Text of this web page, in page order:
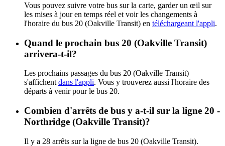
Vous pouvez suivre votre bus sur la carte, garder un œil sur
les mises à jour en temps réel et voir les changements à
l'horaire du bus 20 (Oakville Transit) en téléchargeant l'appli.
Quand le prochain bus 20 (Oakville Transit)
arrivera-t-il?
Les prochains passages du bus 20 (Oakville Transit)
s'affichent dans l'appli. Vous y trouverez aussi l'horaire des
départs à venir pour le bus 20.
Combien d'arrêts de bus y a-t-il sur la ligne 20 -
Northridge (Oakville Transit)?
Il y a 28 arrêts sur la ligne de bus 20 (Oakville Transit).